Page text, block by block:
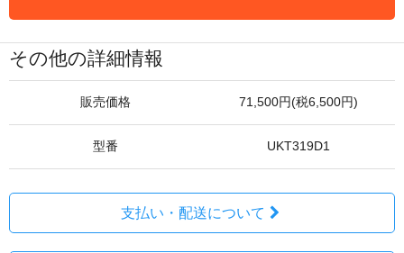
その他の詳細情報
販売価格 71,500円(税6,500円)
型番 UKT319D1
支払い・配送について